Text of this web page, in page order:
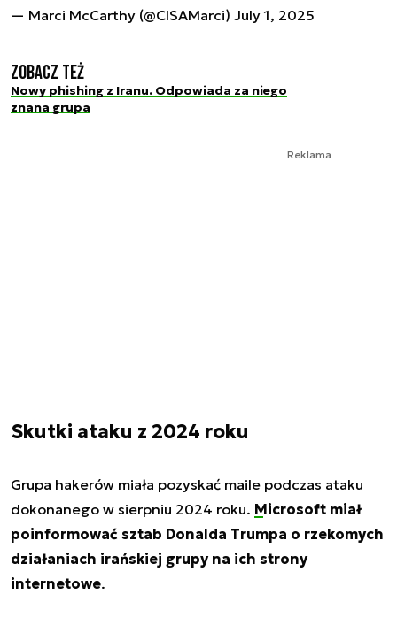
— Marci McCarthy (@CISAMarci) July 1, 2025
Zobacz też
Nowy phishing z Iranu. Odpowiada za niego
znana grupa
Reklama
Skutki ataku z 2024 roku
Grupa hakerów miała pozyskać maile podczas ataku
dokonanego w sierpniu 2024 roku. Microsoft miał
poinformować sztab Donalda Trumpa o rzekomych
działaniach irańskiej grupy na ich strony
internetowe.